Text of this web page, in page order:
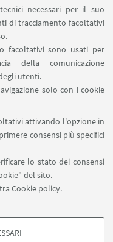
necessari per il suo
di tracciamento facoltativi
facoltativi sono usati per
della comunicazione
utenti.
solo con i cookie
attivando l'opzione in
consensi più specifici
lo stato dei consensi
del sito.
Cookie policy.
SU: